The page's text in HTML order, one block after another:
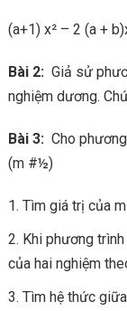
(a+1) x² – 2 (a +
Bài 2:Giả sử
nghiệm dương.
Bài 3:Cho phương
(m #½)
Tìm giá trị của
Khi phương
của hai nghiệm
Tìm hệ thức